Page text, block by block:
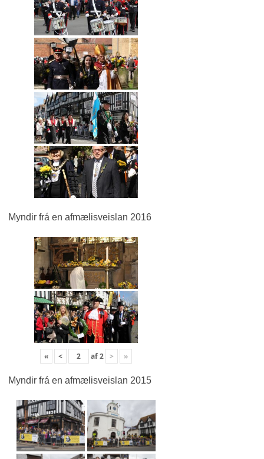
Myndir frá en afmælisveislan 2016
« < af2 > »
Myndir frá en afmælisveislan 2015